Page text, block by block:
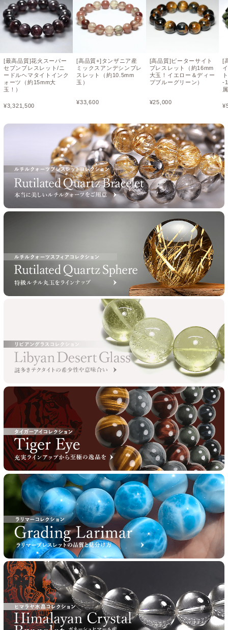
[最高品質]花火スーパー
セブンブレスレット/ニ
ードルヘマタイトインク
ォーツ（約15mm大
玉！）
¥3,321,500
[高品質+]タンザニア産
ミックスアンデシンブレ
スレット（約10.5mm
玉）
¥33,600
[高品質]ピーターサイト
ブレスレット（約16mm
大玉！イエロー＆ディー
プブルーグリーン）
¥25,000
[
-
¥